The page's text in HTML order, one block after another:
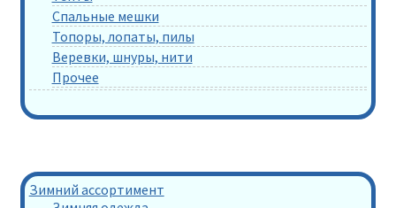
Спальные мешки
Топоры, лопаты, пилы
Веревки, шнуры, нити
Прочее
Зимний ассортимент